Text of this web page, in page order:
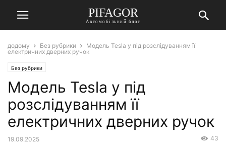
PIFAGOR
Автомобільний блог
додому Без рубрики
Модель Tesla y під розслідуванням її
електричних дверних ручок
Без рубрики
Модель Tesla y під
розслідуванням її
електричних дверних ручок
19.09.2025 43